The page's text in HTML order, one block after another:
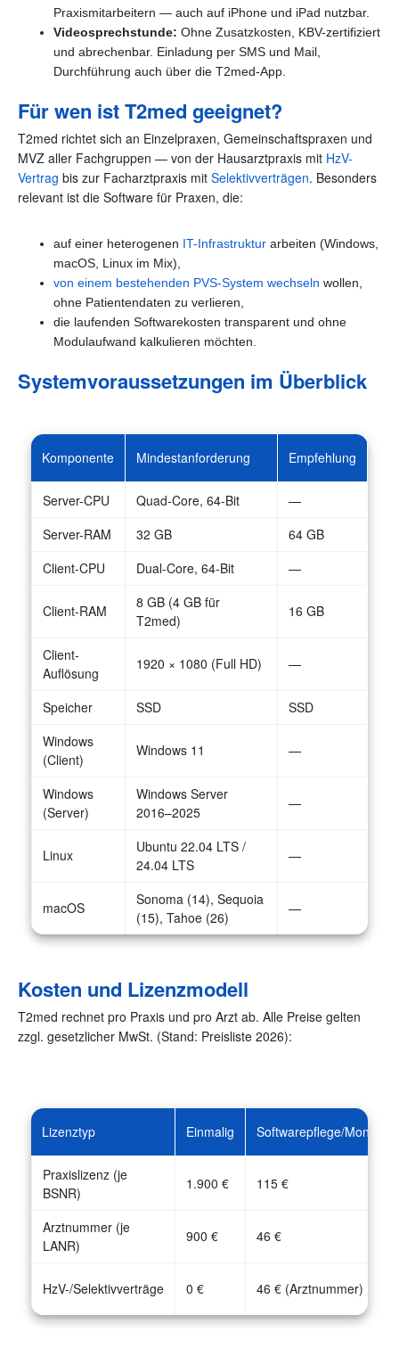
Praxismitarbeitern — auch auf iPhone und iPad nutzbar.
Videosprechstunde: Ohne Zusatzkosten, KBV-zertifiziert
und abrechenbar. Einladung per SMS und Mail,
Durchführung auch über die T2med-App.
Für wen ist T2med geeignet?
T2med richtet sich an Einzelpraxen, Gemeinschaftspraxen und
MVZ aller Fachgruppen — von der Hausarztpraxis mit HzV-
Vertrag bis zur Facharztpraxis mit Selektivverträgen. Besonders
relevant ist die Software für Praxen, die:
auf einer heterogenen IT-Infrastruktur arbeiten (Windows,
macOS, Linux im Mix),
von einem bestehenden PVS-System wechseln wollen,
ohne Patientendaten zu verlieren,
die laufenden Softwarekosten transparent und ohne
Modulaufwand kalkulieren möchten.
Systemvoraussetzungen im Überblick
Komponente Mindestanforderung Empfehlung
Server-CPU Quad-Core, 64-Bit
—
Server-RAM
32 GB
64 GB
Client-CPU
Dual-Core, 64-Bit —
Client-RAM
8 GB (4 GB für
T2med)
16 GB
Client-
Auflösung
1920 × 1080 (Full HD) —
Speicher SSD
SSD
Windows
(Client)
Windows 11 —
Windows
(Server)
Windows Server
2016–2025
—
Linux
Ubuntu 22.04 LTS /
24.04 LTS
—
macOS
Sonoma (14), Sequoia
(15), Tahoe (26)
—
Kosten und Lizenzmodell
T2med rechnet pro Praxis und pro Arzt ab. Alle Preise gelten
zzgl. gesetzlicher MwSt. (Stand: Preisliste 2026):
Lizenztyp Einmalig Softwarepflege/Monat
Praxislizenz (je
BSNR)
1.900 € 115 €
Arztnummer (je
LANR)
900 € 46 €
HzV-/Selektivverträge 0 € 46 € (Arztnummer)